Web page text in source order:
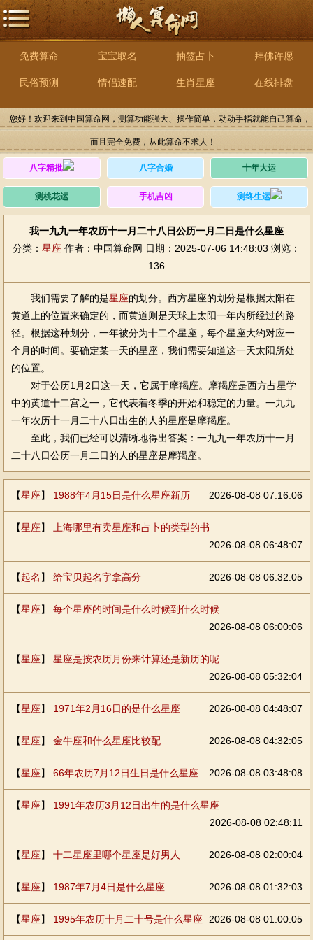
免费算命 宝宝取名 抽签占卜 拜佛许愿
民俗预测 情侣速配 生肖星座 在线排盘
您好！欢迎来到中国算命网，测算功能强大、操作简单，动动手指就能自己算命，
而且完全免费，从此算命不求人！
八字精批 八字合婚 十年大运
测桃花运 手机吉凶 测终生运
我一九九一年农历十一月二十八日公历一月二日是什么星座
分类： 星座 作者：中国算命网 日期：2025-07-06 14:48:03 浏览：
136
我们需要了解的是星座的划分。西方星座的划分是根据太阳在
黄道上的位置来确定的，而黄道则是天球上太阳一年内所经过的路
径。根据这种划分，一年被分为十二个星座，每个星座大约对应一
个月的时间。要确定某一天的星座，我们需要知道这一天太阳所处
的位置。
对于公历1月2日这一天，它属于摩羯座。摩羯座是西方占星学
中的黄道十二宫之一，它代表着冬季的开始和稳定的力量。一九九
一年农历十一月二十八日出生的人的星座是摩羯座。
至此，我们已经可以清晰地得出答案：一九九一年农历十一月
二十八日公历一月二日的人的星座是摩羯座。
【星座】 1988年4月15日是什么星座新历 2026-08-08 07:16:06
【星座】
上海哪里有卖星座和占卜的类型的书
2026-08-08 06:48:07
【起名 】 给宝贝起名字拿高分 2026-08-08 06:32:05
【星座】 每个星座的时间是什么时候到什么时候
2026-08-08 06:00:06
【星座】 星座是按农历月份来计算还是新历的呢
2026-08-08 05:32:04
【星座】 1971年2月16日的是什么星座 2026-08-08 04:48:07
【星座】 金牛座和什么星座比较配 2026-08-08 04:32:05
【星座】 66年农历7月12日生日是什么星座 2026-08-08 03:48:08
【星座】 1991年农历3月12日出生的是什么星座
2026-08-08 02:48:11
【星座】 十二星座里哪个星座是好男人 2026-08-08 02:00:04
【星座】 1987年7月4日是什么星座 2026-08-08 01:32:03
【星座】 1995年农历十月二十号是什么星座 2026-08-08 01:00:05